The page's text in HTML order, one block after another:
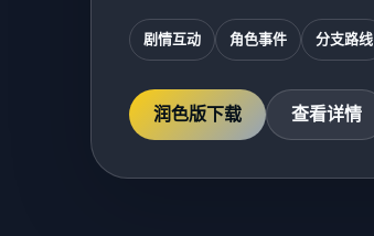
剧情互动 角色事件 分支路线
润色版下载 查看详情